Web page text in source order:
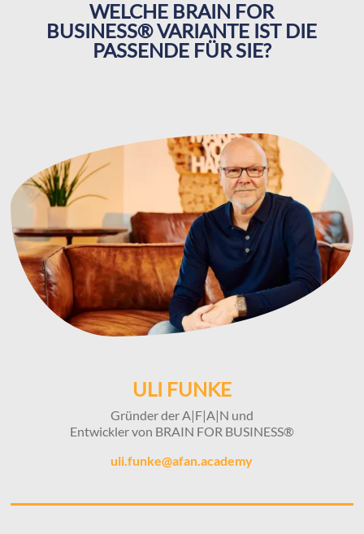
WELCHE BRAIN FOR
BUSINESS® VARIANTE IST DIE
PASSENDE FÜR SIE?
ULI FUNKE
Gründer der A|F|A|N und
Entwickler von BRAIN FOR BUSINESS®
uli.funke@afan.academy